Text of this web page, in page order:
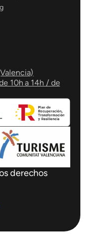
10h a 14h / de
derechos